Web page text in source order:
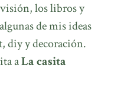
los libros y
de mis ideas
diy y decoración.
aLa casita